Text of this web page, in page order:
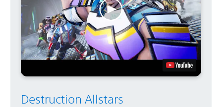
Destruction Allstars